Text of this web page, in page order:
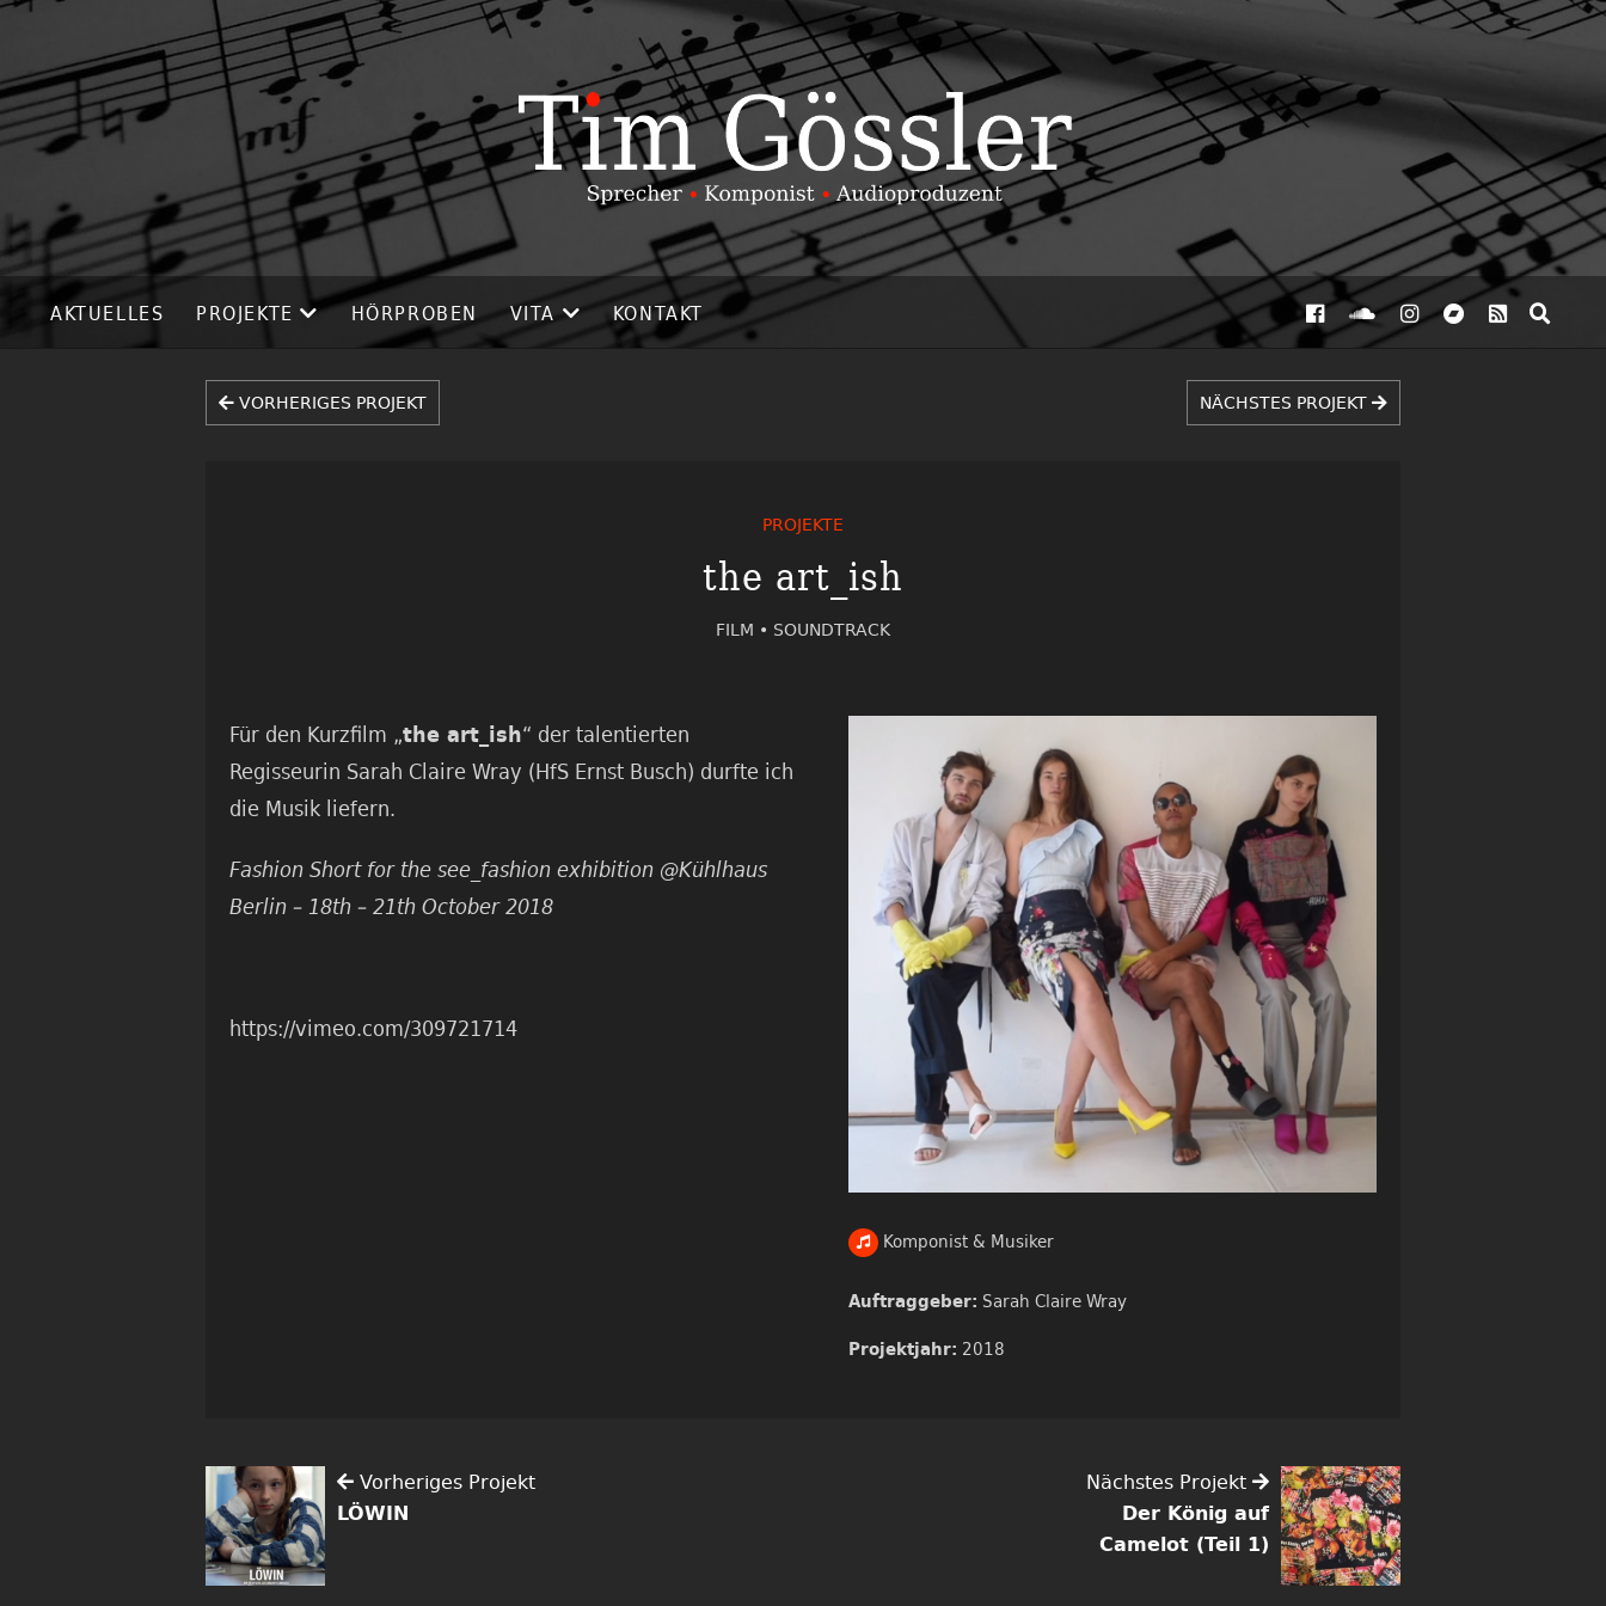
AKTUELLES PROJEKTE HÖRPROBEN VITA KONTAKT
VORHERIGES PROJEKT NÄCHSTES PROJEKT
PROJEKTE
the art_ish
FILM • SOUNDTRACK
Komponist & Musiker
Auftraggeber: Sarah Claire Wray
Projektjahr: 2018
Für den Kurzfilm „the art_ish“ der talentierten
Regisseurin Sarah Claire Wray (HfS Ernst Busch) durfte ich
die Musik liefern.
Fashion Short for the see_fashion exhibition @Kühlhaus
Berlin – 18th – 21th October 2018
https://vimeo.com/309721714
Vorheriges Projekt
LÖWIN
Nächstes Projekt
Der König auf
Camelot (Teil 1)